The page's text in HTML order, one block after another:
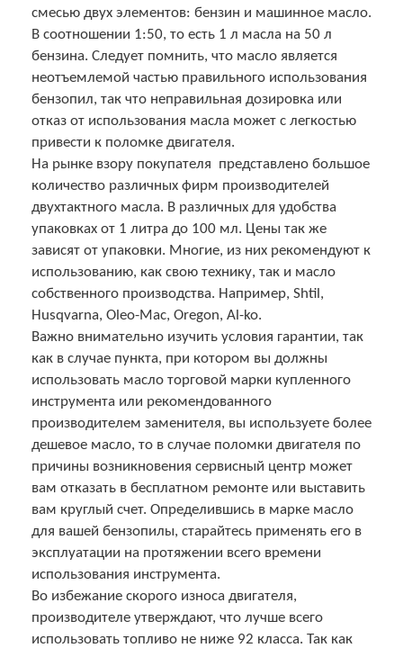
смесью двух элементов: бензин и машинное масло.
В соотношении 1:50, то есть 1 л масла на 50 л
бензина. Следует помнить, что масло является
неотъемлемой частью правильного использования
бензопил, так что неправильная дозировка или
отказ от использования масла может с легкостью
привести к поломке двигателя.
На рынке взору покупателя представлено большое
количество различных фирм производителей
двухтактного масла. В различных для удобства
упаковках от 1 литра до 100 мл. Цены так же
зависят от упаковки. Многие, из них рекомендуют к
использованию, как свою технику, так и масло
собственного производства. Например, Shtil,
Husqvarna, Oleo-Mac, Oregon, Al-ko.
Важно внимательно изучить условия гарантии, так
как в случае пункта, при котором вы должны
использовать масло торговой марки купленного
инструмента или рекомендованного
производителем заменителя, вы используете более
дешевое масло, то в случае поломки двигателя по
причины возникновения сервисный центр может
вам отказать в бесплатном ремонте или выставить
вам круглый счет. Определившись в марке масло
для вашей бензопилы, старайтесь применять его в
эксплуатации на протяжении всего времени
использования инструмента.
Во избежание скорого износа двигателя,
производителе утверждают, что лучше всего
использовать топливо не ниже 92 класса. Так как